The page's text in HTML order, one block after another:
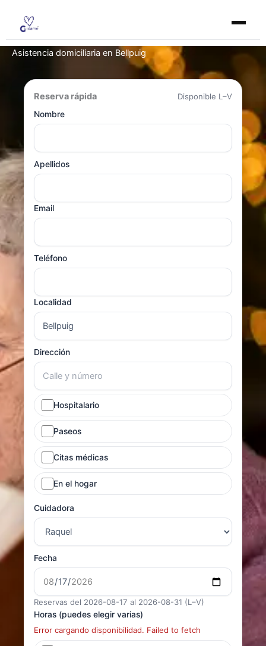
contenido
Asistencia domiciliaria en Bellpuig
Reserva rápida
Disponible L–V
Nombre
Apellidos
Email
Teléfono
Localidad
Dirección
Hospitalario
Paseos
Citas médicas
En el hogar
Cuidadora
Fecha
Reservas del 2026-08-17 al 2026-08-31 (L–V)
Horas (puedes elegir varias)
Error cargando disponibilidad. Failed to fetch